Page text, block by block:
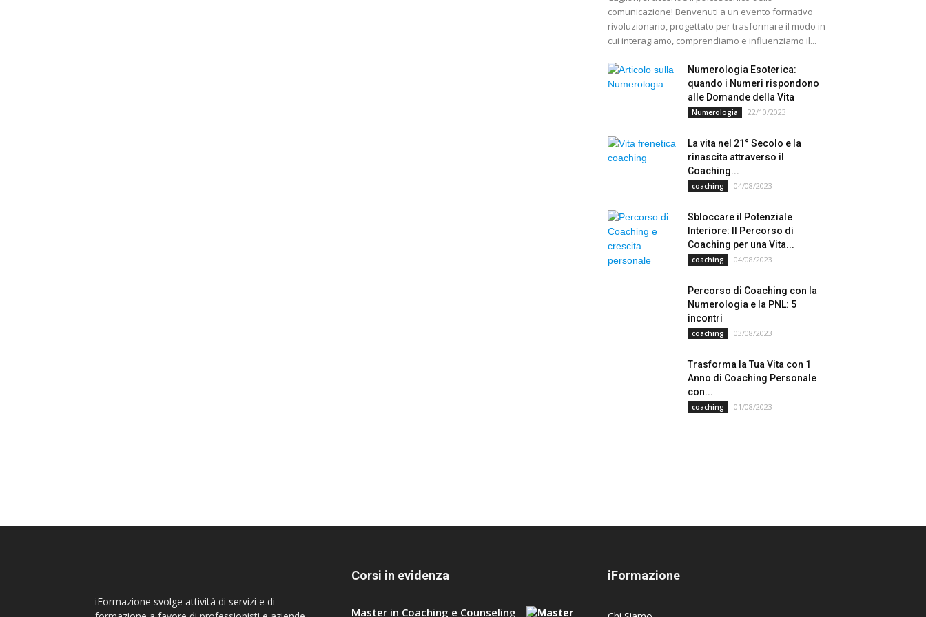
comunicazione! Benvenuti a un evento formativo
rivoluzionario, progettato per trasformare il modo in
cui interagiamo, comprendiamo e influenziamo il...
Numerologia Esoterica:
quando i Numeri rispondono
alle Domande della Vita
Numerologia 22/10/2023
La vita nel 21° Secolo e la
rinascita attraverso il
Coaching...
coaching 04/08/2023
Sbloccare il Potenziale
Interiore: Il Percorso di
Coaching per una Vita...
coaching 04/08/2023
Percorso di Coaching con la
Numerologia e la PNL: 5
incontri
coaching 03/08/2023
Trasforma la Tua Vita con 1
Anno di Coaching Personale
con...
coaching 01/08/2023
iFormazione svolge attività di servizi e di
Corsi in evidenza
Master in Coaching e Counseling
iFormazione